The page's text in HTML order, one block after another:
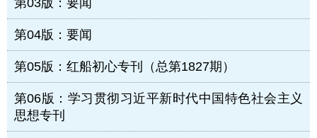
第03版：要闻
第04版：要闻
第05版：红船初心专刊（总第1827期）
第06版：学习贯彻习近平新时代中国特色社会主义
思想专刊